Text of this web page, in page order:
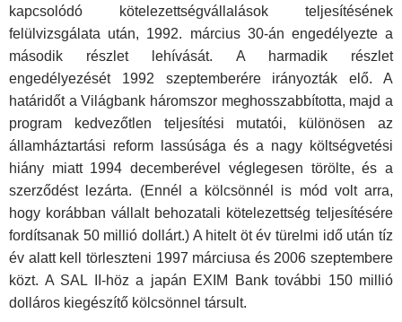
kapcsolódó kötelezettségvállalások teljesítésének
felülvizsgálata után, 1992. március 30-án engedélyezte a
második részlet lehívását. A harmadik részlet
engedélyezését 1992 szeptemberére irányozták elő. A
határidőt a Világbank háromszor meghosszabbította, majd a
program kedvezőtlen teljesítési mutatói, különösen az
államháztartási reform lassúsága és a nagy költségvetési
hiány miatt 1994 decemberével véglegesen törölte, és a
szerződést lezárta. (Ennél a kölcsönnél is mód volt arra,
hogy korábban vállalt behozatali kötelezettség teljesítésére
fordítsanak 50 millió dollárt.) A hitelt öt év türelmi idő után tíz
év alatt kell törleszteni 1997 márciusa és 2006 szeptembere
közt. A SAL II-höz a japán EXIM Bank további 150 millió
dolláros kiegészítő kölcsönnel társult.